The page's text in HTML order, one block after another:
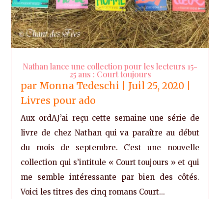
Nathan lance une collection pour les lecteurs 15-
25 ans : Court toujours
par Monna Tedeschi Juil 25, 2020
Livres pour ado
Aux ordAJ’ai reçu cette semaine une série de
livre de chez Nathan qui va paraître au début
du mois de septembre. C’est une nouvelle
collection qui s’intitule « Court toujours » et qui
me semble intéressante par bien des côtés.
Voici les titres des cinq romans Court...